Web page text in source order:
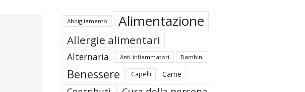
Abbigliamento Alimentazione
Allergie alimentari
Alternaria Anti-infiammatori Bambini
Benessere Capelli Carne